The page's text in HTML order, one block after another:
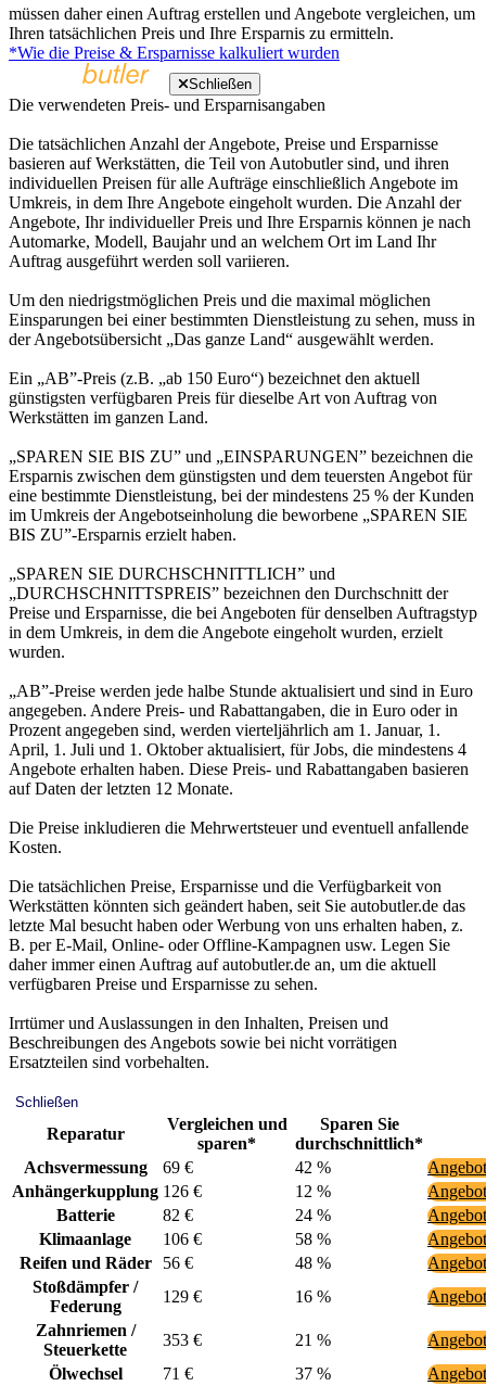
müssen daher einen Auftrag erstellen und Angebote vergleichen, um
Ihren tatsächlichen Preis und Ihre Ersparnis zu ermitteln.
*Wie die Preise & Ersparnisse kalkuliert wurden
Schließen
Die verwendeten Preis- und Ersparnisangaben
Die tatsächlichen Anzahl der Angebote, Preise und Ersparnisse
basieren auf Werkstätten, die Teil von Autobutler sind, und ihren
individuellen Preisen für alle Aufträge einschließlich Angebote im
Umkreis, in dem Ihre Angebote eingeholt wurden. Die Anzahl der
Angebote, Ihr individueller Preis und Ihre Ersparnis können je nach
Automarke, Modell, Baujahr und an welchem Ort im Land Ihr
Auftrag ausgeführt werden soll variieren.
Um den niedrigstmöglichen Preis und die maximal möglichen
Einsparungen bei einer bestimmten Dienstleistung zu sehen, muss in
der Angebotsübersicht „Das ganze Land“ ausgewählt werden.
Ein „AB”-Preis (z.B. „ab 150 Euro“) bezeichnet den aktuell
günstigsten verfügbaren Preis für dieselbe Art von Auftrag von
Werkstätten im ganzen Land.
„SPAREN SIE BIS ZU” und „EINSPARUNGEN” bezeichnen die
Ersparnis zwischen dem günstigsten und dem teuersten Angebot für
eine bestimmte Dienstleistung, bei der mindestens 25 % der Kunden
im Umkreis der Angebotseinholung die beworbene „SPAREN SIE
BIS ZU”-Ersparnis erzielt haben.
„SPAREN SIE DURCHSCHNITTLICH” und
„DURCHSCHNITTSPREIS” bezeichnen den Durchschnitt der
Preise und Ersparnisse, die bei Angeboten für denselben Auftragstyp
in dem Umkreis, in dem die Angebote eingeholt wurden, erzielt
wurden.
„AB”-Preise werden jede halbe Stunde aktualisiert und sind in Euro
angegeben. Andere Preis- und Rabattangaben, die in Euro oder in
Prozent angegeben sind, werden vierteljährlich am 1. Januar, 1.
April, 1. Juli und 1. Oktober aktualisiert, für Jobs, die mindestens 4
Angebote erhalten haben. Diese Preis- und Rabattangaben basieren
auf Daten der letzten 12 Monate.
Die Preise inkludieren die Mehrwertsteuer und eventuell anfallende
Kosten.
Die tatsächlichen Preise, Ersparnisse und die Verfügbarkeit von
Werkstätten könnten sich geändert haben, seit Sie autobutler.de das
letzte Mal besucht haben oder Werbung von uns erhalten haben, z.
B. per E-Mail, Online- oder Offline-Kampagnen usw. Legen Sie
daher immer einen Auftrag auf autobutler.de an, um die aktuell
verfügbaren Preise und Ersparnisse zu sehen.
Irrtümer und Auslassungen in den Inhalten, Preisen und
Beschreibungen des Angebots sowie bei nicht vorrätigen
Ersatzteilen sind vorbehalten.
Schließen
Reparatur
Vergleichen und
sparen*
Sparen Sie
durchschnittlich*
Achsvermessung
69 € 42 %
Anhängerkupplung 126 € 12 %
Batterie
82 € 24 %
Klimaanlage
106 € 58 %
Reifen und Räder
56 € 48 %
Stoßdämpfer /
Federung
129 € 16 %
Zahnriemen /
Steuerkette
353 € 21 %
Ölwechsel
71 € 37 %